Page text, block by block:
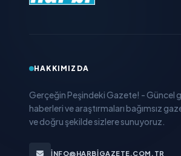
HAKKIMIZDA
Gerçeğin Peşindeki Gazete! - Güncel
haberleri ve araştırmaları bağımsız
ve doğru şekilde sizlere sunuyoruz.
INFO@HARBIGAZETE.COM.TR